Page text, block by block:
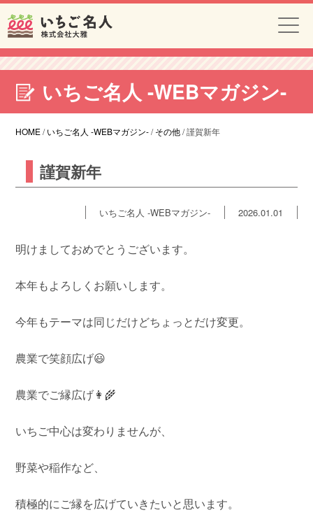
いちご名人 -WEBマガジン-
HOME/いちご名人 -WEBマガジン-/その他/謹賀新年
謹賀新年
いちご名人 -WEBマガジン- 2026.01.01
明けましておめでとうございます。
本年もよろしくお願いします。
今年もテーマは同じだけどちょっとだけ変更。
農業で笑顔広げ😃
農業でご縁広げ👩‍🌾
いちご中心は変わりませんが、
野菜や稲作など、
積極的にご縁を広げていきたいと思います。